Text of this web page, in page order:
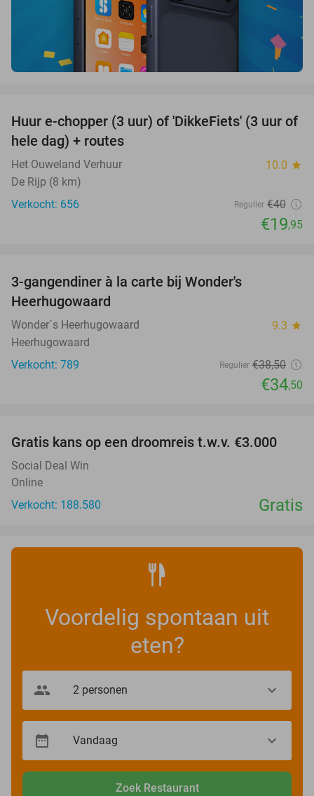
50%
Huur e-chopper (3 uur) of 'DikkeFiets' (3 uur of
hele dag) + routes
Het Ouweland Verhuur 10.0 star
De Rijp (8 km)
Verkocht: 656
Regulier €40
€19,95
3-gangendiner à la carte bij Wonder's
Heerhugowaard
Wonder´s Heerhugowaard 9.3 star
Heerhugowaard
Verkocht: 789
Regulier €38,50
€34,50
Gratis kans op een droomreis t.w.v. €3.000
Social Deal Win
Online
Verkocht: 188.580
Gratis
Voordelig spontaan uit
eten?
Zoek Restaurant